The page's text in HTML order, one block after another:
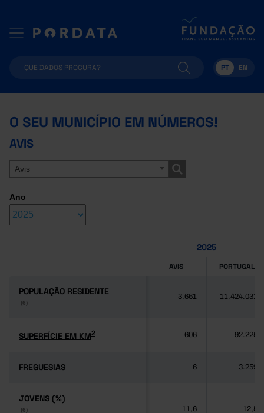
PT EN
O SEU MUNICÍPIO EM NÚMEROS!
AVIS
Avis
Ano
2025
AVIS PORTUGAL
POPULAÇÃO RESIDENTE
(6)
POPULAÇÃO RESIDENTE
(6)
3.661 11.424.031
SUPERFÍCIE EM KM2
SUPERFÍCIE EM KM2 606 92.225
FREGUESIAS
FREGUESIAS 6 3.259
JOVENS (%)
(6)
JOVENS (%)
(6) 11,6 12,5